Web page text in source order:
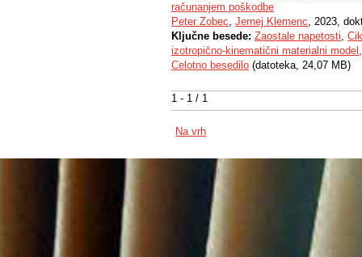
1 - 1 / 1
računanjem poškodbe
Peter Zobec, Jernej Klemenc, 2023,
Ključne besede: Zaostale napetosti,
izotropično-kinematični materialni model
Celotno besedilo (datoteka, 24,07 MB)
Na vrh